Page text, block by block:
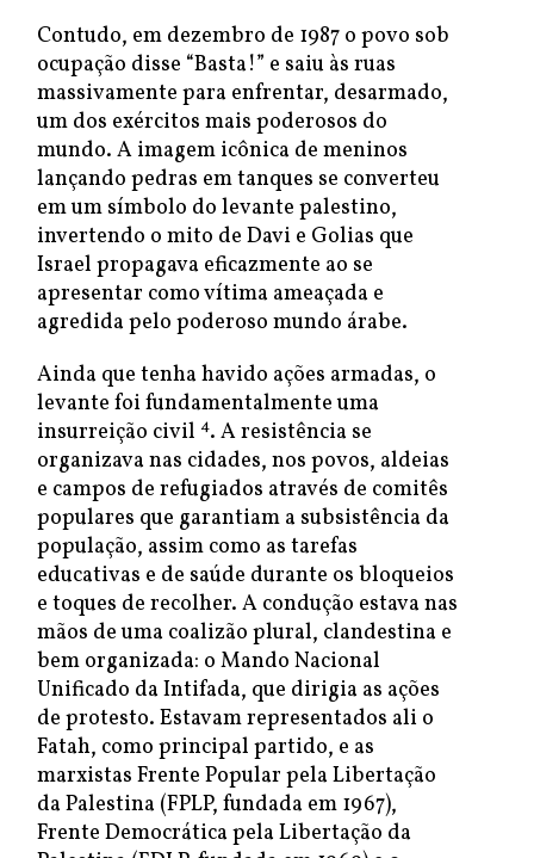
Contudo, em dezembro de 1987 o povo sob
ocupação disse “Basta!” e saiu às ruas
massivamente para enfrentar, desarmado,
um dos exércitos mais poderosos do
mundo. A imagem icônica de meninos
lançando pedras em tanques se converteu
em um símbolo do levante palestino,
invertendo o mito de Davi e Golias que
Israel propagava eficazmente ao se
apresentar como vítima ameaçada e
agredida pelo poderoso mundo árabe.
Ainda que tenha havido ações armadas, o
levante foi fundamentalmente uma
insurreição civil 4. A resistência se
organizava nas cidades, nos povos, aldeias
e campos de refugiados através de comitês
populares que garantiam a subsistência da
população, assim como as tarefas
educativas e de saúde durante os bloqueios
e toques de recolher. A condução estava nas
mãos de uma coalizão plural, clandestina e
bem organizada: o Mando Nacional
Unificado da Intifada, que dirigia as ações
de protesto. Estavam representados ali o
Fatah, como principal partido, e as
marxistas Frente Popular pela Libertação
da Palestina (FPLP, fundada em 1967),
Frente Democrática pela Libertação da